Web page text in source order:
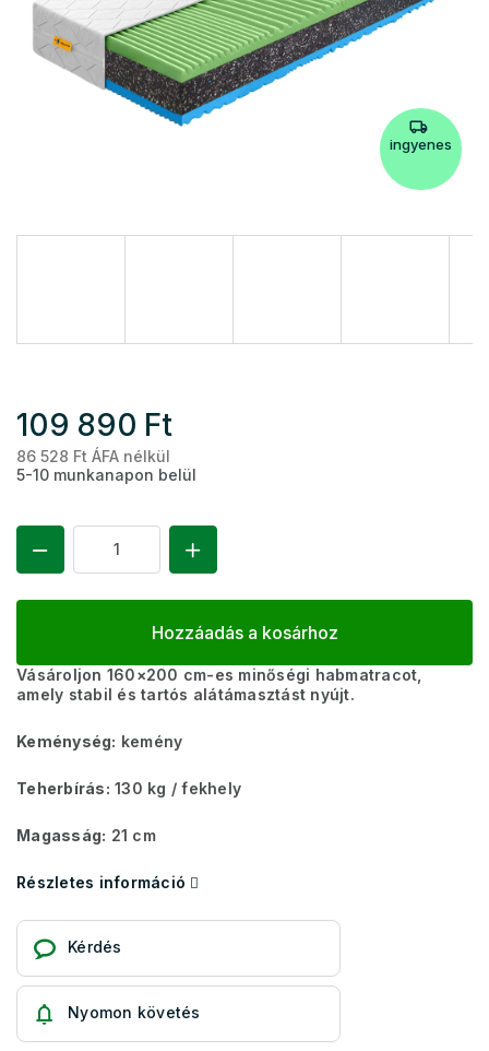
ingyenes
109 890 Ft
86 528 Ft ÁFA nélkül
5-10 munkanapon belül
Hozzáadás a kosárhoz
Vásároljon 160×200 cm-es minőségi habmatracot,
amely stabil és tartós alátámasztást nyújt.
Keménység: kemény
Teherbírás: 130 kg​​​​ / fekhely
Magasság: 21 cm
Részletes információ
Kérdés
Nyomon követés